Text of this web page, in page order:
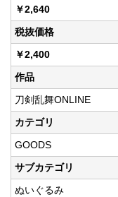
￥2,640
税抜価格
￥2,400
作品
刀剣乱舞ONLINE
カテゴリ
GOODS
サブカテゴリ
ぬいぐるみ